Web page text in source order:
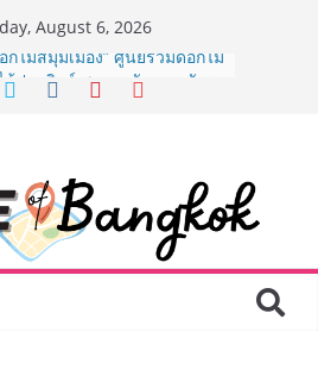
August 6, 2026
กไม้สี่มุมเมือง” ศูนย์รวมดอกไม้
ม้ประดิษฐ์ พวงมาลัย และสังฆ
องไทย ส่งอุปกรณ์วิทยาศาสตร์
ฝีมือคนไทย ร่วมภารกิจ
งจันทร์ 24 สิงหาคมนี้
งหลังความสำเร็จของ The 1
จากแคมเปญสู่ Shopping